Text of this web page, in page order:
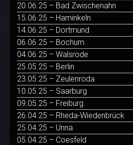
20.06.25 – Bad Zwischenahn
15.06.25 – Haminkeln
14.06.25 – Dortmund
06.06.25 – Bochum
04.06.25 – Walsrode
25.05.25 – Berlin
23.05.25 – Zeulenroda
10.05.25 – Saarburg
09.05.25 – Freiburg
26.04.25 – Rheda-Wiedenbrück
25.04.25 – Unna
05.04.25 – Coesfeld